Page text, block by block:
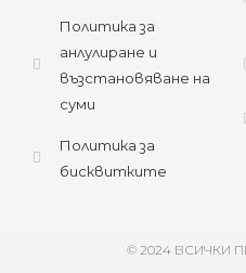
Политика за
анлулиране и
възстановяване на
суми
Политика за
бисквитките
© 2024 ВСИЧКИ